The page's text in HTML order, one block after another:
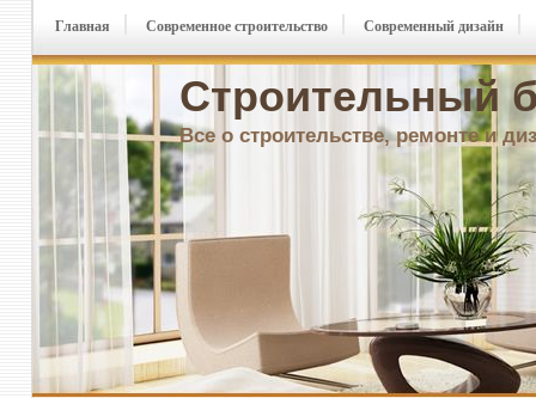
Строительный
Все о строительстве, ремонте и
Главная Современное строительство Современный дизайн